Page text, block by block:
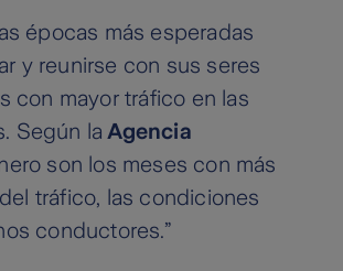
épocas más esperadas
y reunirse con sus seres
con mayor tráfico en las
Según la Agencia
son los meses con más
tráfico, las condiciones
conductores.”